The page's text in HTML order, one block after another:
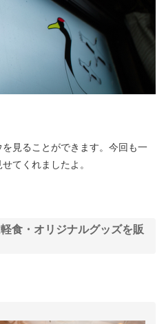
見ることができます。今回も一
てくれましたよ。
食・オリジナルグッズを販